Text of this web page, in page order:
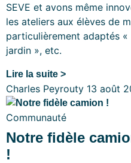
SEVE et avons même
les ateliers aux élèves de
particulièrement adaptés
jardin », etc.
Lire la suite >
Charles Peyrouty 13 août
Communauté
Notre fidèle
!